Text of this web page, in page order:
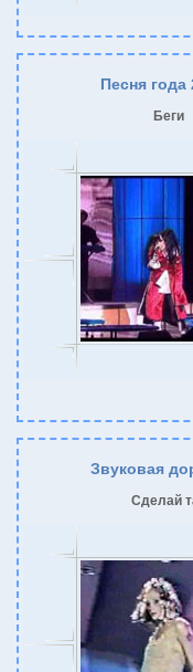
Песня года
Беги
Звуковая
Сделай